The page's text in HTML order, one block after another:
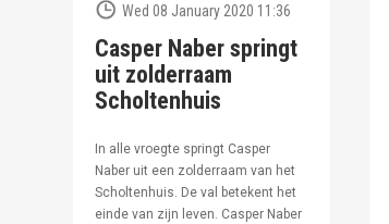
Wed 08 January 2020 11:36
Casper Naber springt
uit zolderraam
Scholtenhuis
In alle vroegte springt Casper
Naber uit een zolderraam van het
Scholtenhuis. De val betekent het
einde van zijn leven. Casper Naber